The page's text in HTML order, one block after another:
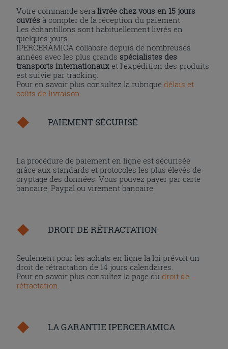
Votre commande seralivrée chez vous en 15 jours
ouvrés à compter de la réception du paiement.
Les échantillons sont habituellement livrés en
quelques jours.
IPERCERAMICA collabore depuis de nombreuses
années avec les plus grands spécialistes des
transports internationaux et l'expédition des produits
est suivie par tracking.
Pour en savoir plus consultez la rubriquedélais et
coûts de livraison
PAIEMENT SÉCURISÉ
La procédure de paiement en ligne est sécurisée
grâce aux standards et protocoles les plus élevés de
cryptage des données. Vous pouvez payer par carte
bancaire, Paypal ou virement bancaire.
DROIT DE RÉTRACTATION
Seulement pour les achats en ligne la loi prévoit un
droit de rétractation de 14 jours calendaires.
Pour en savoir plus consultez la page dudroit de
rétractation
LA GARANTIE IPERCERAMICA